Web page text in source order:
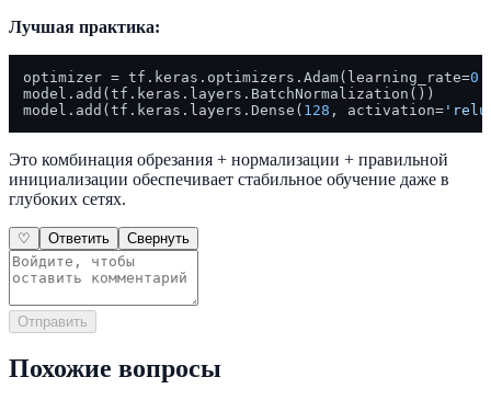
Лучшая практика:
optimizer = tf.keras.optimizers.Adam(learning_rate=
model.add(tf.keras.layers.BatchNormalization())
model.add(tf.keras.layers.Dense( 128 , activation=
Это комбинация обрезания + нормализации + правильной
инициализации обеспечивает стабильное обучение даже в
глубоких сетях.
♡ Ответить Свернуть
Отправить
Похожие вопросы